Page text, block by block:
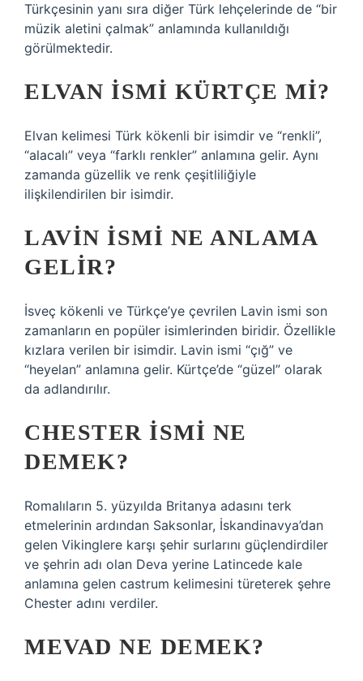
Türkçesinin yanı sıra diğer Türk lehçelerinde de “bir
müzik aletini çalmak” anlamında kullanıldığı
görülmektedir.
ELVAN ISMI KÜRTÇE MI?
Elvan kelimesi Türk kökenli bir isimdir ve “renkli”,
“alacalı” veya “farklı renkler” anlamına gelir. Aynı
zamanda güzellik ve renk çeşitliliğiyle
ilişkilendirilen bir isimdir.
LAVIN ISMI NE ANLAMA
GELIR?
İsveç kökenli ve Türkçe’ye çevrilen Lavin ismi son
zamanların en popüler isimlerinden biridir. Özellikle
kızlara verilen bir isimdir. Lavin ismi “çığ” ve
“heyelan” anlamına gelir. Kürtçe’de “güzel” olarak
da adlandırılır.
CHESTER ISMI NE
DEMEK?
Romalıların 5. yüzyılda Britanya adasını terk
etmelerinin ardından Saksonlar, İskandinavya’dan
gelen Vikinglere karşı şehir surlarını güçlendirdiler
ve şehrin adı olan Deva yerine Latincede kale
anlamına gelen castrum kelimesini türeterek şehre
Chester adını verdiler.
MEVAD NE DEMEK?